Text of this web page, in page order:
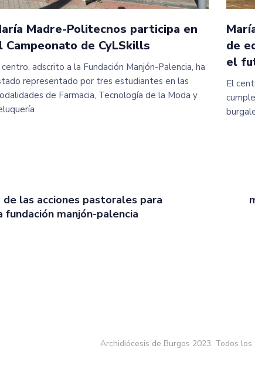
Madre-Politecnos participa en
Campeonato de CyLSkills
centro, adscrito a la Fundación Manjón-Palencia, ha
representado por tres estudiantes en las
de Farmacia, Tecnología de la Moda y
de
el
El
de las acciones pastorales para
manjón-palencia
Archidiócesis de Burgos 2023. Todos